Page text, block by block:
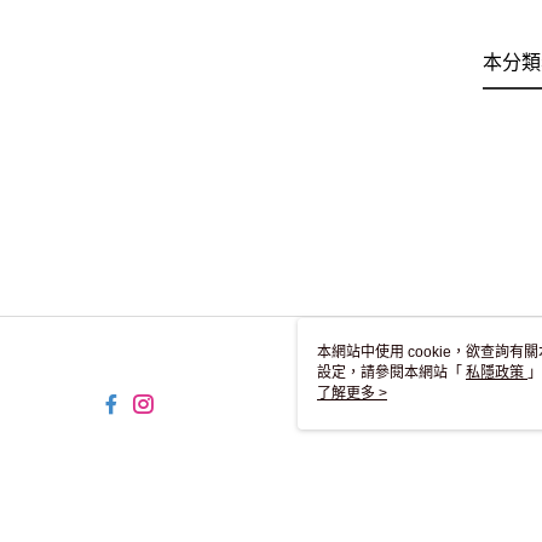
本分
本網站中使用 cookie，欲查詢有
設定，請參閱本網站「 私隱政策
用 cookie。
了解更多 >